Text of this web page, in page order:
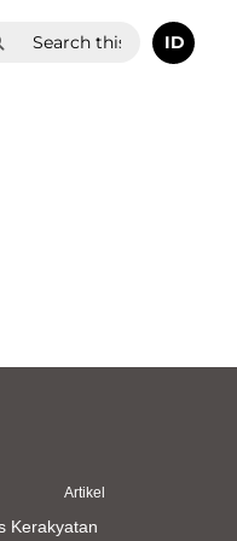
ID
Artikel
Kerakyatan